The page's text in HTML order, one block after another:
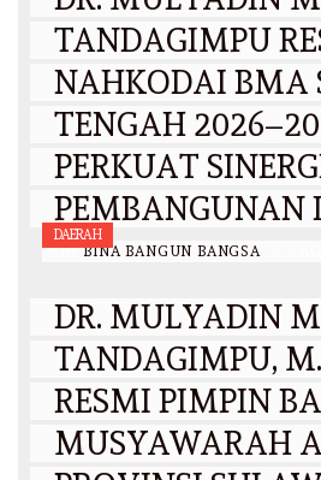
TANDAGIMPU
NAHKODAI BMA
TENGAH
PERKUAT
PEMBANGUNAN
BY BINA BANGUN BANGSA
DAERAH
DR. MULYADIN
TANDAGIMPU,
RESMI PIMPIN
MUSYAWARAH